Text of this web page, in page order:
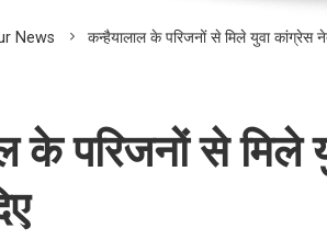
News कन्हैयालाल के परिजनों से मिले युवा कांग्रेस
के परिजनों से मिले